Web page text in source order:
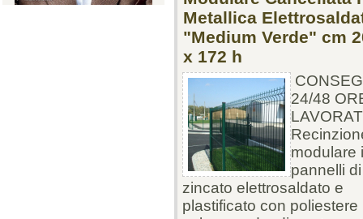
Metallica
"Medium Verde" cm
x 172 h
24/48
modulare
pannelli
zincato elettrosaldato e
plastificato con poliestere